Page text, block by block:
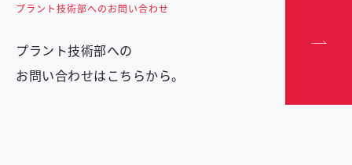
プラント技術部へのお問い合わせ
プラント技術部への
お問い合わせはこちらから。